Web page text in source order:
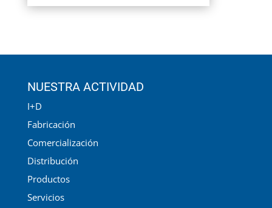
NUESTRA ACTIVIDAD
I+D
Fabricación
Comercialización
Distribución
Productos
Servicios